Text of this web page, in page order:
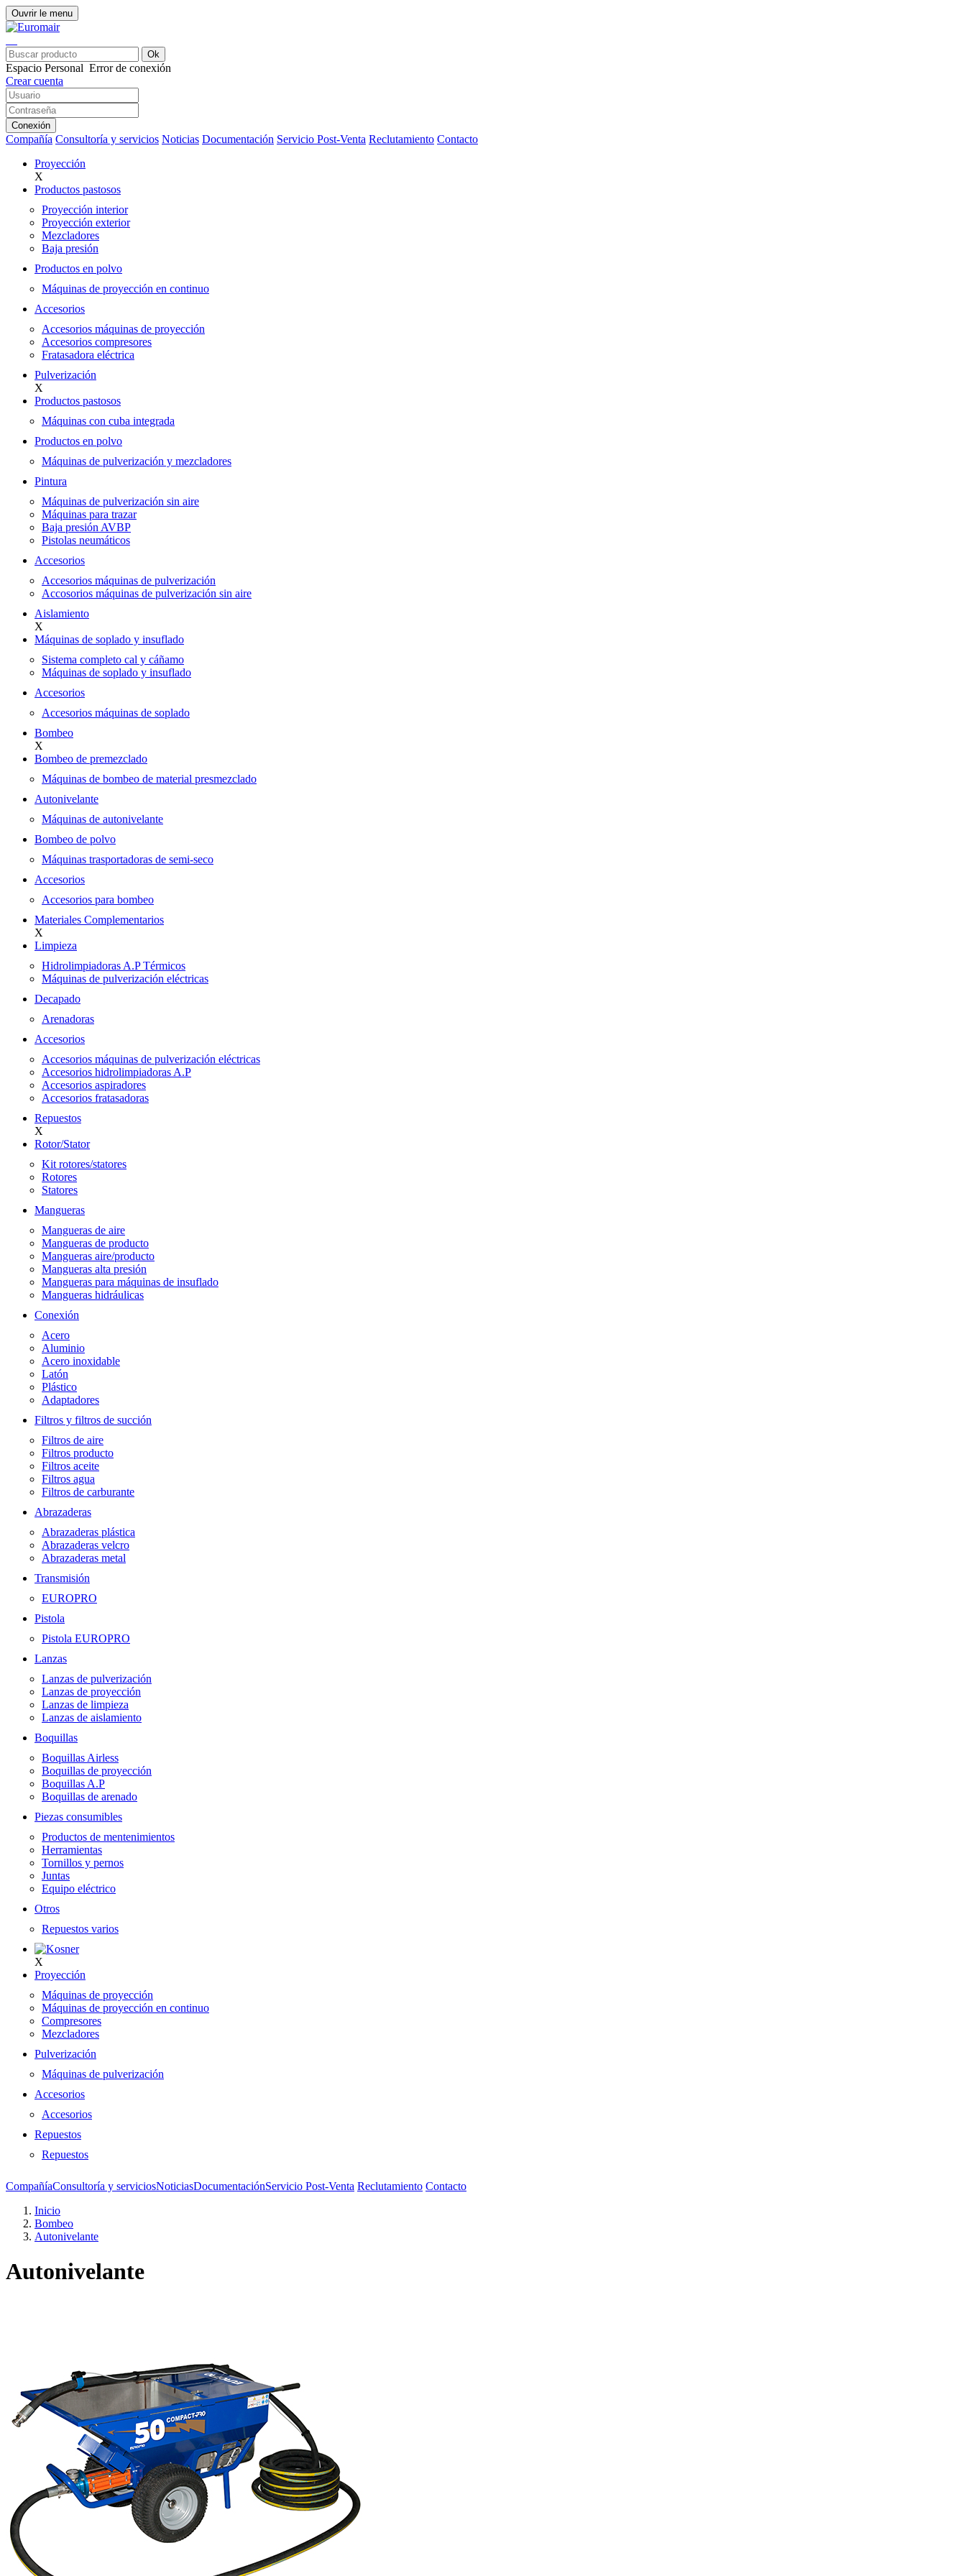
Ouvrir le menu
Ok
Espacio Personal Error de conexión
Crear cuenta
Conexión
Compañía Consultoría y servicios Noticias Documentación Servicio Post-Venta Reclutamiento Contacto
Proyección
X
Productos pastosos
Proyección interior
Proyección exterior
Mezcladores
Baja presión
Productos en polvo
Máquinas de proyección en continuo
Accesorios
Accesorios máquinas de proyección
Accesorios compresores
Fratasadora eléctrica
Pulverización
X
Productos pastosos
Máquinas con cuba integrada
Productos en polvo
Máquinas de pulverización y mezcladores
Pintura
Máquinas de pulverización sin aire
Máquinas para trazar
Baja presión AVBP
Pistolas neumáticos
Accesorios
Accesorios máquinas de pulverización
Accosorios máquinas de pulverización sin aire
Aislamiento
X
Máquinas de soplado y insuflado
Sistema completo cal y cáñamo
Máquinas de soplado y insuflado
Accesorios
Accesorios máquinas de soplado
Bombeo
X
Bombeo de premezclado
Máquinas de bombeo de material presmezclado
Autonivelante
Máquinas de autonivelante
Bombeo de polvo
Máquinas trasportadoras de semi-seco
Accesorios
Accesorios para bombeo
Materiales Complementarios
X
Limpieza
Hidrolimpiadoras A.P Térmicos
Máquinas de pulverización eléctricas
Decapado
Arenadoras
Accesorios
Accesorios máquinas de pulverización eléctricas
Accesorios hidrolimpiadoras A.P
Accesorios aspiradores
Accesorios fratasadoras
Repuestos
X
Rotor/Stator
Kit rotores/statores
Rotores
Statores
Mangueras
Mangueras de aire
Mangueras de producto
Mangueras aire/producto
Mangueras alta presión
Mangueras para máquinas de insuflado
Mangueras hidráulicas
Conexión
Acero
Aluminio
Acero inoxidable
Latón
Plástico
Adaptadores
Filtros y filtros de succión
Filtros de aire
Filtros producto
Filtros aceite
Filtros agua
Filtros de carburante
Abrazaderas
Abrazaderas plástica
Abrazaderas velcro
Abrazaderas metal
Transmisión
EUROPRO
Pistola
Pistola EUROPRO
Lanzas
Lanzas de pulverización
Lanzas de proyección
Lanzas de limpieza
Lanzas de aislamiento
Boquillas
Boquillas Airless
Boquillas de proyección
Boquillas A.P
Boquillas de arenado
Piezas consumibles
Productos de mentenimientos
Herramientas
Tornillos y pernos
Juntas
Equipo eléctrico
Otros
Repuestos varios
X
Proyección
Máquinas de proyección
Máquinas de proyección en continuo
Compresores
Mezcladores
Pulverización
Máquinas de pulverización
Accesorios
Accesorios
Repuestos
Repuestos
CompañíaConsultoría y serviciosNoticiasDocumentaciónServicio Post-Venta Reclutamiento Contacto
Inicio
Bombeo
Autonivelante
Autonivelante